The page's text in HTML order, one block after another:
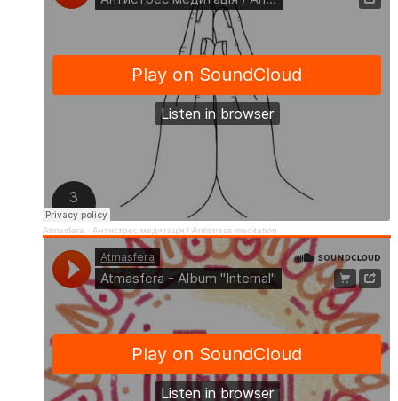
Atmasfera · Антистрес медитація / Аntistress meditation